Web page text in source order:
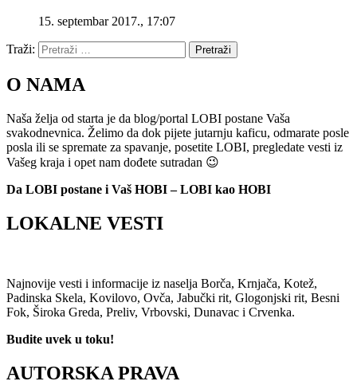
15. septembar 2017., 17:07
Traži: Pretraži
O NAMA
Naša želja od starta je da blog/portal LOBI postane Vaša
svakodnevnica. Želimo da dok pijete jutarnju kaficu, odmarate posle
posla ili se spremate za spavanje, posetite LOBI, pregledate vesti iz
Vašeg kraja i opet nam dođete sutradan 😉
Da LOBI postane i Vaš HOBI – LOBI kao HOBI
LOKALNE VESTI
Najnovije vesti i informacije iz naselja Borča, Krnjača, Kotež,
Padinska Skela, Kovilovo, Ovča, Jabučki rit, Glogonjski rit, Besni
Fok, Široka Greda, Preliv, Vrbovski, Dunavac i Crvenka.
Budite uvek u toku!
AUTORSKA PRAVA